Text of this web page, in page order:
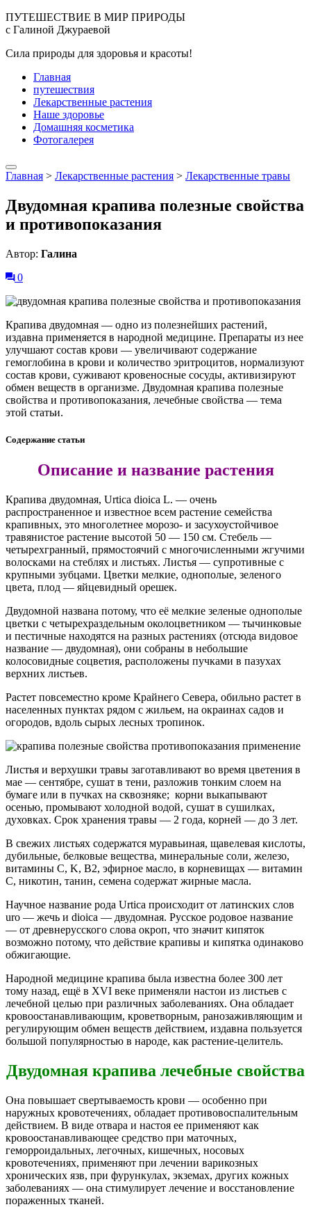
ПУТЕШЕСТВИЕ В МИР ПРИРОДЫ
с Галиной Джураевой
Сила природы для здоровья и красоты!
Главная
путешествия
Лекарственные растения
Наше здоровье
Домашняя косметика
Фотогалерея
Главная > Лекарственные растения > Лекарственные травы
Двудомная крапива полезные свойства
и противопоказания
Автор: Галина
0
Крапива двудомная — одно из полезнейших растений,
издавна применяется в народной медицине. Препараты из нее
улучшают состав крови — увеличивают содержание
гемоглобина в крови и количество эритроцитов, нормализуют
состав крови, суживают кровеносные сосуды, активизируют
обмен веществ в организме. Двудомная крапива полезные
свойства и противопоказания, лечебные свойства — тема
этой статьи.
Содержание статьи
Описание и название растения
Крапива двудомная, Urtica dioica L. — очень
распространенное и известное всем растение семейства
крапивных, это многолетнее морозо- и засухоустойчивое
травянистое растение высотой 50 — 150 см. Стебель —
четырехгранный, прямостоячий с многочисленными жгучими
волосками на стеблях и листьях. Листья — супротивные с
крупными зубцами. Цветки мелкие, однополые, зеленого
цвета, плод — яйцевидный орешек.
Двудомной названа потому, что её мелкие зеленые однополые
цветки с четырехраздельным околоцветником — тычинковые
и пестичные находятся на разных растениях (отсюда видовое
название — двудомная), они собраны в небольшие
колосовидные соцветия, расположены пучками в пазухах
верхних листьев.
Растет повсеместно кроме Крайнего Севера, обильно растет в
населенных пунктах рядом с жильем, на окраинах садов и
огородов, вдоль сырых лесных тропинок.
Листья и верхушки травы заготавливают во время цветения в
мае — сентябре, сушат в тени, разложив тонким слоем на
бумаге или в пучках на сквозняке; корни выкапывают
осенью, промывают холодной водой, сушат в сушилках,
духовках. Срок хранения травы — 2 года, корней — до 3 лет.
В свежих листьях содержатся муравьиная, щавелевая кислоты,
дубильные, белковые вещества, минеральные соли, железо,
витамины C, K, B2, эфирное масло, в корневищах — витамин
C, никотин, танин, семена содержат жирные масла.
Научное название рода Urtica происходит от латинских слов
uro — жечь и dioica — двудомная. Русское родовое название
— от древнерусского слова окроп, что значит кипяток
возможно потому, что действие крапивы и кипятка одинаково
обжигающие.
Народной медицине крапива была известна более 300 лет
тому назад, ещё в XVI веке применяли настои из листьев с
лечебной целью при различных заболеваниях. Она обладает
кровоостанавливающим, кроветворным, ранозаживляющим и
регулирующим обмен веществ действием, издавна пользуется
большой популярностью в народе, как растение-целитель.
Двудомная крапива лечебные свойства
Она повышает свертываемость крови — особенно при
наружных кровотечениях, обладает противовоспалительным
действием. В виде отвара и настоя ее применяют как
кровоостанавливающее средство при маточных,
геморроидальных, легочных, кишечных, носовых
кровотечениях, применяют при лечении варикозных
хронических язв, при фурункулах, экземах, других кожных
заболеваниях — она стимулирует лечение и восстановление
пораженных тканей.